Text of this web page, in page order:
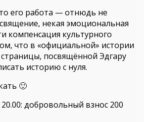
его работа — отнюдь не
некая эмоциональная
компенсация культурного
что в «официальной» истории
посвящённой Эдгару
историю с нуля.
🙂
добровольный взнос 200